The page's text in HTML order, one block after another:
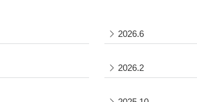
2026.6
2026.2